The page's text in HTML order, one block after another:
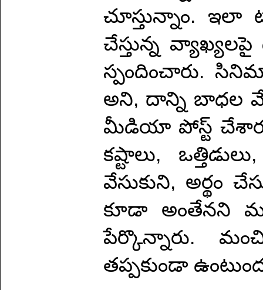
చూస్తున్నాం. ఇలా
చేస్తున్న వ్యాఖ్యలపై
స్పందించారు.
అని, దాన్ని బాధల
మీడియా పోస్ట్
కష్టాలు,
వేసుకుని, అర్థం
కూడా అంతేనని
పేర్కొన్నారు.
తప్పకుండా